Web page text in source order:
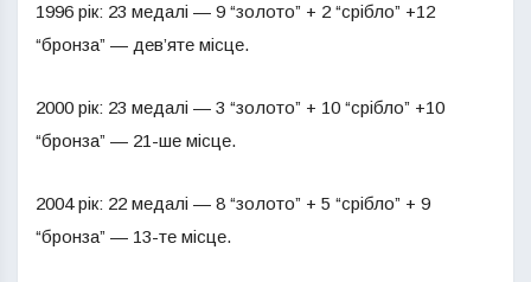
1996 рік: 23 медалі — 9 “золото” + 2 “срібло” +12
“бронза” — дев’яте місце.
2000 рік: 23 медалі — 3 “золото” + 10 “срібло” +10
“бронза” — 21-ше місце.
2004 рік: 22 медалі — 8 “золото” + 5 “срібло” + 9
“бронза” — 13-те місце.